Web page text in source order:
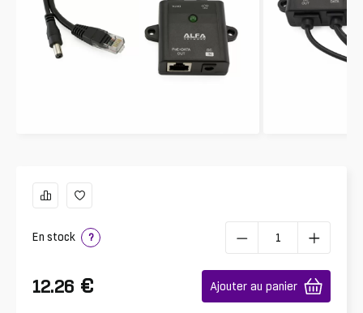
En stock ?
12.26 € Ajouter au panier